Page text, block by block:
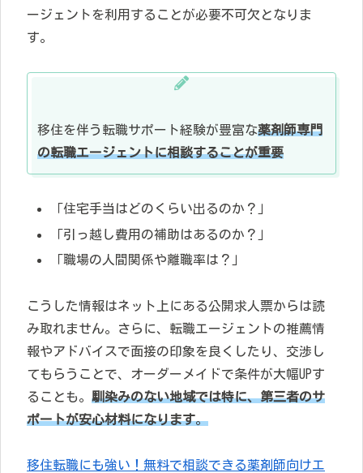
ージェントを利用することが必要不可欠となりま
す。
移住を伴う転職サポート経験が豊富な薬剤師専門
の転職エージェントに相談することが重要
「住宅手当はどのくらい出るのか？」
「引っ越し費用の補助はあるのか？」
「職場の人間関係や離職率は？」
こうした情報はネット上にある公開求人票からは読
み取れません。さらに、転職エージェントの推薦情
報やアドバイスで面接の印象を良くしたり、交渉し
てもらうことで、オーダーメイドで条件が大幅UPす
ることも。 馴染みのない地域では特に、第三者のサ
ポートが安心材料になります。
移住転職にも強い！無料で相談できる薬剤師向けエ